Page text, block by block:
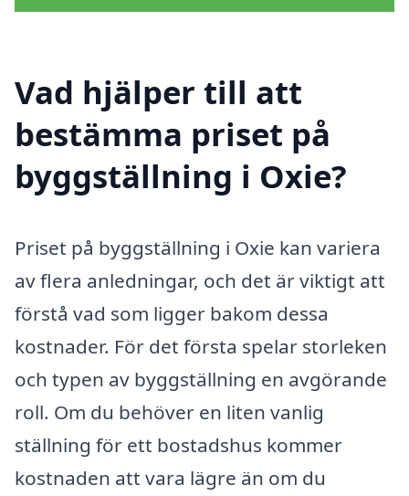
Vad hjälper till att
bestämma priset på
byggställning i Oxie?
Priset på byggställning i Oxie kan variera
av flera anledningar, och det är viktigt att
förstå vad som ligger bakom dessa
kostnader. För det första spelar storleken
och typen av byggställning en avgörande
roll. Om du behöver en liten vanlig
ställning för ett bostadshus kommer
kostnaden att vara lägre än om du